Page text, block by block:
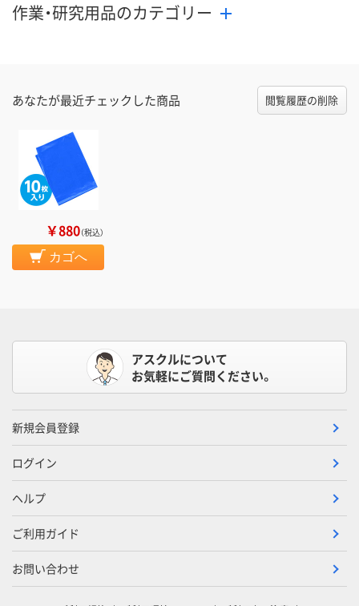
作業・研究用品のカテゴリー
あなたが最近チェックした商品 閲覧履歴の削除
￥880（税込）
カゴへ
アスクルについて
お気軽にご質問ください。
新規会員登録
ログイン
ヘルプ
ご利用ガイド
お問い合わせ